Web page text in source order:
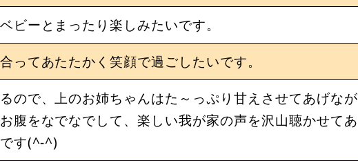
ビーとまったり楽しみたいです。
ってあたたかく笑顔で過ごしたいです。
ので、上のお姉ちゃんはた～っぷり甘えさせてあげなが
腹をなでなでして、楽しい我が家の声を沢山聴かせてあ
す(^-^)